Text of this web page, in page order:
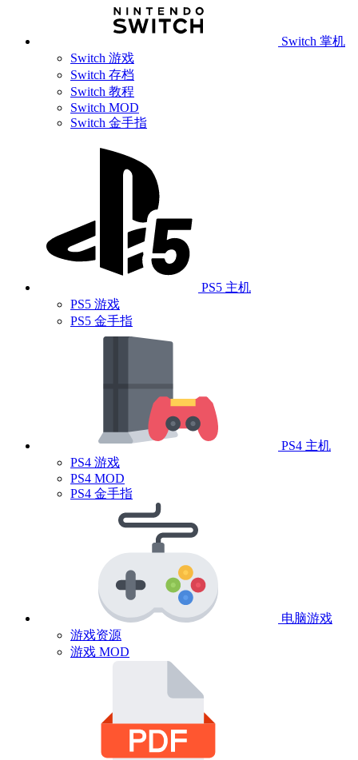
Switch 掌机
Switch 游戏
Switch 存档
Switch 教程
Switch MOD
Switch 金手指
PS5 主机
PS5 游戏
PS5 金手指
PS4 主机
PS4 游戏
PS4 MOD
PS4 金手指
电脑游戏
游戏资源
游戏 MOD